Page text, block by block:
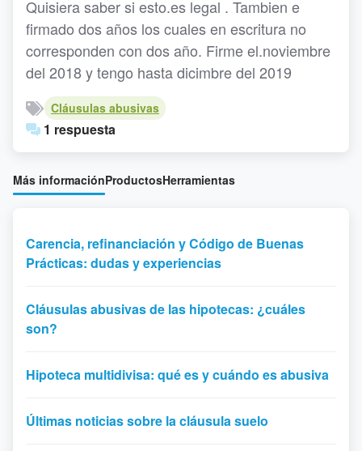
Quisiera saber si esto.es legal . Tambien e
firmado dos años los cuales en escritura no
corresponden con dos año. Firme el.noviembre
del 2018 y tengo hasta dicimbre del 2019
Cláusulas abusivas
1 respuesta
Más informaciónProductosHerramientas
Carencia, refinanciación y Código de Buenas
Prácticas: dudas y experiencias
Cláusulas abusivas de las hipotecas: ¿cuáles
son?
Hipoteca multidivisa: qué es y cuándo es abusiva
Últimas noticias sobre la cláusula suelo